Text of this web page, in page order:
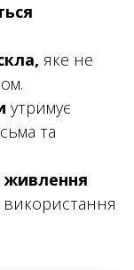
яке не
утримує
та
живлення
використання